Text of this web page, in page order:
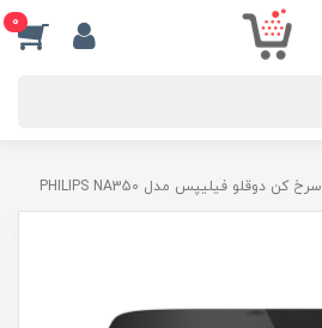
0
سرخ کن دوقلو فیلیپس مدل PHILIPS NA350